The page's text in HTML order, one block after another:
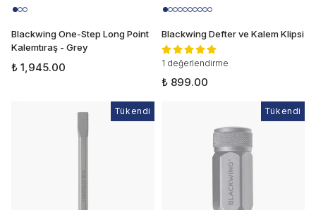
Blackwing One-Step Long Point
Kalemtıraş - Grey
₺ 1,945.00
Blackwing Defter ve Kalem Klipsi
1 değerlendirme
₺ 899.00
Tükendi Tükendi
Tükendi